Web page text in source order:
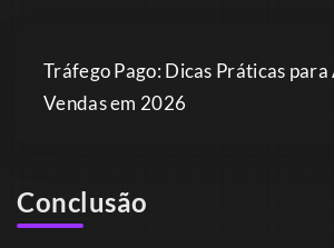
Tráfego Pago: Dicas Práticas
Vendas em 2026
Conclusão